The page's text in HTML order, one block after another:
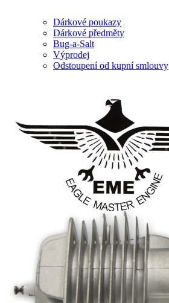
Dárkové poukazy
Dárkové předměty
Bug-a-Salt
Výprodej
Odstoupení od kupní smlouvy